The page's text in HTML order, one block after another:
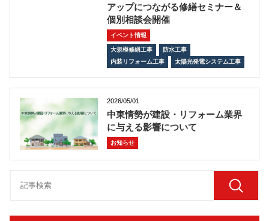
アップにつながる修繕セミナー＆
個別相談会開催
イベント情報
大規模修繕工事
防水工事
内装リフォーム工事
太陽光発電システム工事
2026/05/01
中東情勢が建設・リフォーム業界
に与える影響について
お知らせ